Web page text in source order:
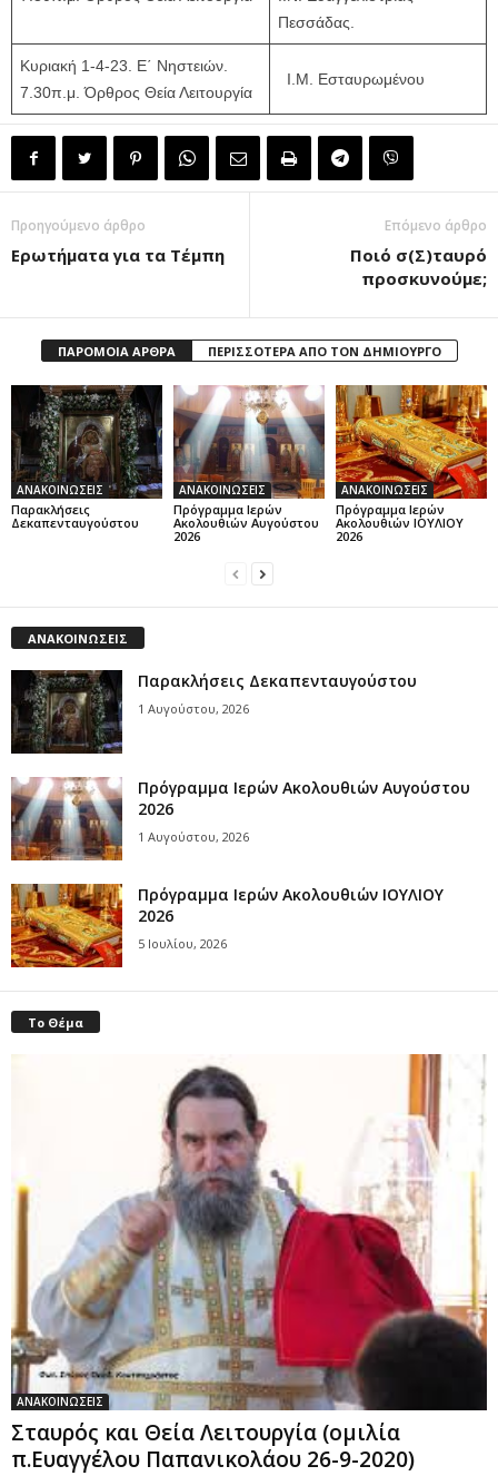
Πεσσάδας.
Κυριακή 1-4-23. Ε΄ Νηστειών.
7.30π.μ. Όρθρος Θεία Λειτουργία
Ι.Μ. Εσταυρωμένου
Προηγούμενο άρθρο
Ερωτήματα για τα Τέμπη
Επόμενο άρθρο
Ποιό σ(Σ)ταυρό
προσκυνούμε;
ΠΑΡΟΜΟΙΑ ΑΡΘΡΑ ΠΕΡΙΣΣΟΤΕΡΑ ΑΠΟ ΤΟΝ ΔΗΜΙΟΥΡΓΟ
ΑΝΑΚΟΙΝΩΣΕΙΣ
Παρακλήσεις
Δεκαπενταυγούστου
ΑΝΑΚΟΙΝΩΣΕΙΣ
Πρόγραμμα Ιερών
Ακολουθιών Αυγούστου
2026
ΑΝΑΚΟΙΝΩΣΕΙΣ
Πρόγραμμα Ιερών
Ακολουθιών ΙΟΥΛΙΟΥ
2026
ΑΝΑΚΟΙΝΩΣΕΙΣ
Παρακλήσεις Δεκαπενταυγούστου
1 Αυγούστου, 2026
Πρόγραμμα Ιερών Ακολουθιών Αυγούστου
2026
1 Αυγούστου, 2026
Πρόγραμμα Ιερών Ακολουθιών ΙΟΥΛΙΟΥ
2026
5 Ιουλίου, 2026
Το Θέμα
ΑΝΑΚΟΙΝΩΣΕΙΣ
Σταυρός και Θεία Λειτουργία (ομιλία
π.Ευαγγέλου Παπανικολάου 26-9-2020)